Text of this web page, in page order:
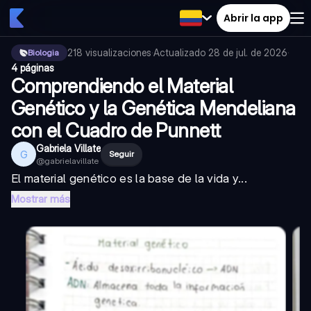
Abrir la app
Biologia 218 visualizaciones·Actualizado 28 de jul. de 2026·
4 páginas
Comprendiendo el Material
Genético y la Genética Mendeliana
con el Cuadro de Punnett
G Gabriela Villate
@gabrielavillate
Seguir
El material genético es la base de la vida y...
Mostrar más